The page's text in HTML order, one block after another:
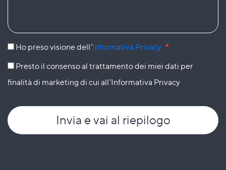
Ho preso visione dell’Informativa Privacy *
Presto il consenso al trattamento dei miei dati per
finalità di marketing di cui all’Informativa Privacy
Invia e vai al riepilogo